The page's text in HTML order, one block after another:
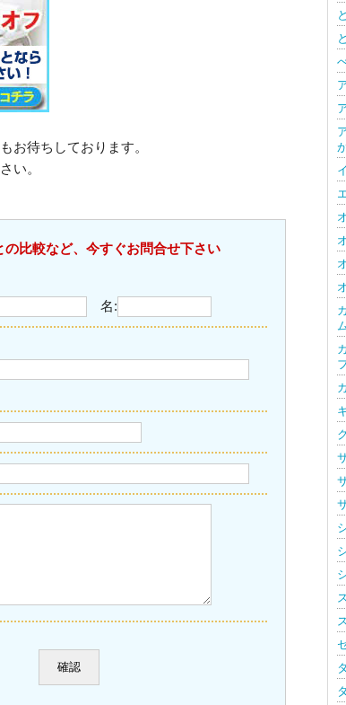
お待ちしております。
い。
比較など、今すぐお問合せ下さい
名: